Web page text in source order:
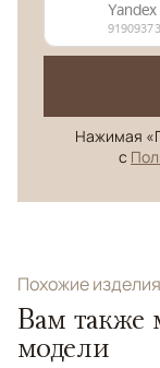
Нажимая
с
Похожие изделия
Вам также
модели